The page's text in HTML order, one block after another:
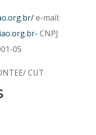
e-mail:
CNPJ
05
CUT